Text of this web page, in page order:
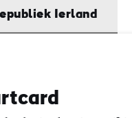
Ierland